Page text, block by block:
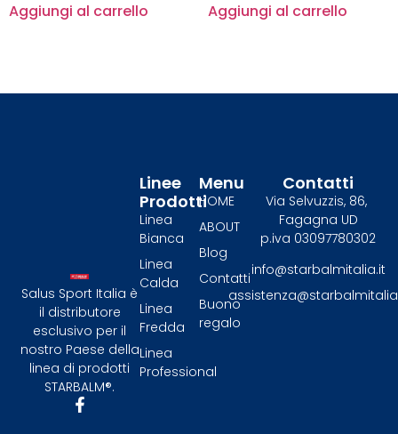
Aggiungi al carrello Aggiungi al carrello
Salus Sport Italia è
il distributore
esclusivo per il
nostro Paese della
linea di prodotti
STARBALM®.​
Menu
HOME
ABOUT
Blog
Contatti
Buono
regalo
Linee
Prodotti
Linea
Bianca
Linea
Calda
Linea
Fredda
Linea
Professional
Contatti
Via Selvuzzis, 86,
Fagagna UD
p.iva 03097780302
info@starbalmitalia.it